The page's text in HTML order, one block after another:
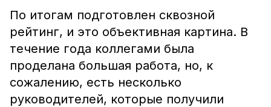
По итогам подготовлен сквозной
рейтинг, и это объективная картина. В
течение года коллегами была
проделана большая работа, но, к
сожалению, есть несколько
руководителей, которые получили